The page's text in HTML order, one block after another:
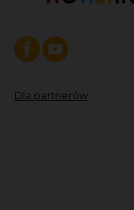
Dla partnerów